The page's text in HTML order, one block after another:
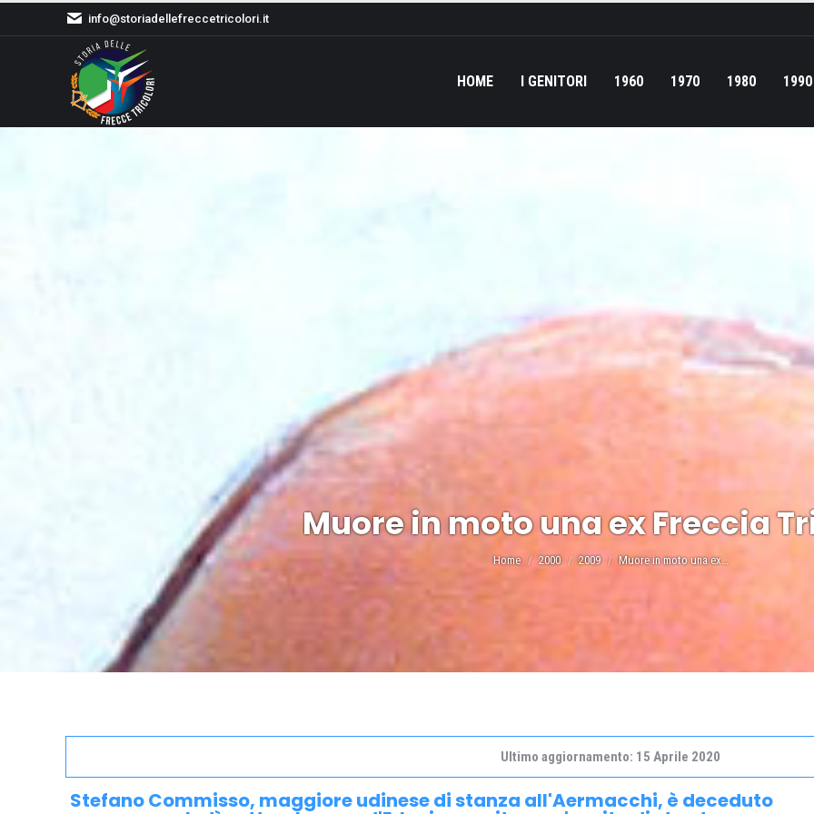
info@storiadellefreccetricolori.it
HOME I GENITORI 1960 1970 1980 1990
Muore in moto una ex Freccia
Tu sei qui:
Home 2000 2009 Muore in moto una ex…
Ultimo aggiornamento: 15 Aprile 2020
Stefano Commisso, maggiore udinese di stanza all'Aermacchi, è deceduto